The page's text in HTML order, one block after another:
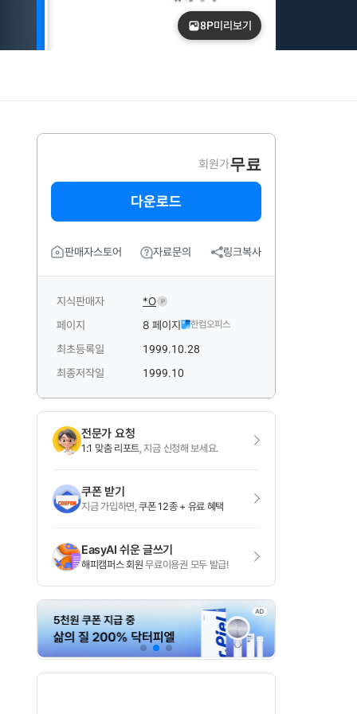
8P미리보기
회원가무료
다운로드
판매자스토어 자료문의 링크복사
지식판매자 *O P
페이지 8 페이지 한컴오피스
최초등록일
1999.10.28
최종저작일
1999.10
전문가 요청
1:1 맞춤 리포트, 지금 신청해 보세요.
쿠폰 받기
지금 가입하면,쿠폰 12종 + 유료 혜택
EasyAI 쉬운 글쓰기
해피캠퍼스 회원 무료이용권 모두 발급!